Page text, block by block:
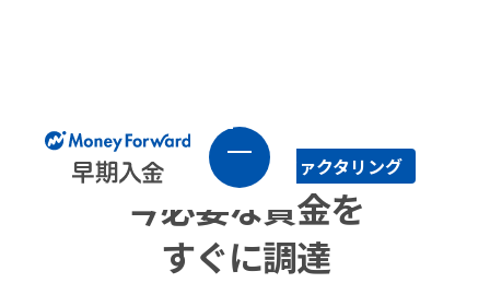
新しい資金調達、新しいファクタリング
今必要な資金を
すぐに調達